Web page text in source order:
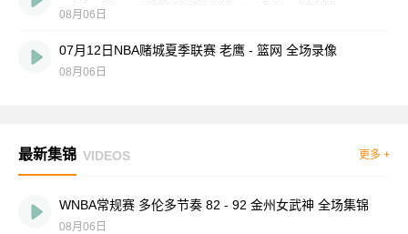
08月06日
07月12日NBA赌城夏季联赛 老鹰 - 篮网 全场录像
08月06日
最新集锦 VIDEOS 更多 +
WNBA常规赛 多伦多节奏 82 - 92 金州女武神 全场集锦
08月06日